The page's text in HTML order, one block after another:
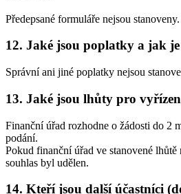
Předepsané formuláře nejsou stanoveny.
12. Jaké jsou poplatky a jak
Správní ani jiné poplatky nejsou
13. Jaké jsou lhůty pro
Finanční úřad rozhodne o žádosti do 2
podání.
Pokud finanční úřad ve stanovené lhůtě
souhlas byl udělen.
14. Kteří jsou další účastníci